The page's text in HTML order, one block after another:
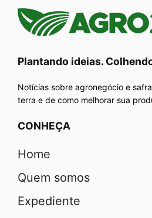
Plantando ideias.
Notícias sobre agronegócio e
terra e de como melhorar sua
CONHEÇA
Home
Quem somos
Expediente